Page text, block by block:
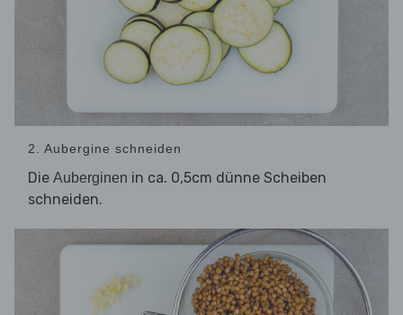
2. Aubergine schneiden
Die Auberginen in ca. 0,5cm dünne Scheiben
schneiden.